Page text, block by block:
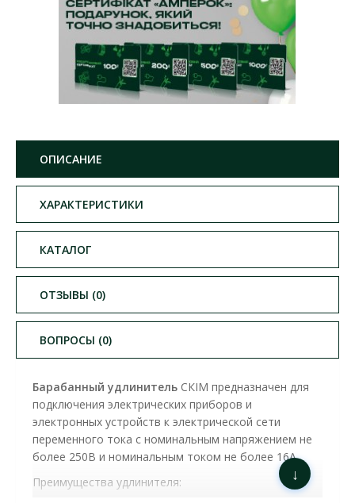
ОПИСАНИЕ
ХАРАКТЕРИСТИКИ
КАТАЛОГ
ОТЗЫВЫ (0)
ВОПРОСЫ (0)
Барабанный удлинитель СКІМ предназначен для
подключения электрических приборов и
электронных устройств к электрической сети
переменного тока с номинальным напряжением не
более 250В и номинальным током не более 16А.
Преимущества удлинителя:
↓